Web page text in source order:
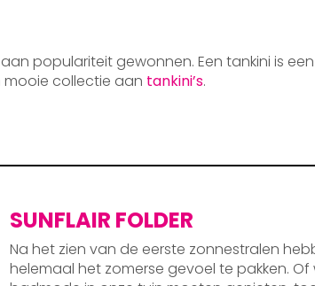
populariteit gewonnen. Een tankini is
mooie collectie aan tankini’s.
SUNFLAIR FOLDER
Na het zien van de eerste zonnestralen
helemaal het zomerse gevoel te pakken. Of